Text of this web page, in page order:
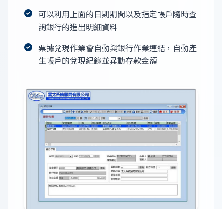
可以利用上面的日期期間以及指定帳戶隨時查
詢銀行的進出明細資料
票據兌現作業會自動與銀行作業連結，自動產
生帳戶的兌現紀錄並異動存款金額